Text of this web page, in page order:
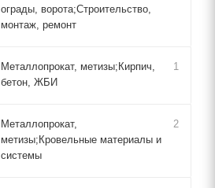
ограды, ворота;Строительство,
монтаж, ремонт
Металлопрокат, метизы;Кирпич,
бетон, ЖБИ
1
Металлопрокат,
метизы;Кровельные материалы и
системы
2